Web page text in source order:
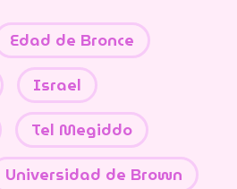
Edad de Bronce
Israel
Tel Megiddo
Universidad de Brown